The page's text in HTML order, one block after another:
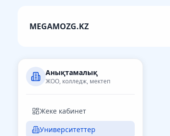
MEGAMOZG.KZ
Анықтамалық
ЖОО, колледж, мектеп
Жеке кабинет
Университеттер